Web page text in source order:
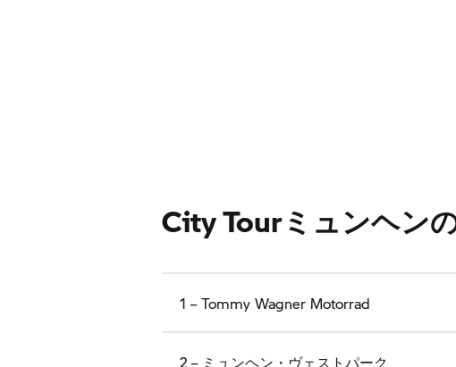
City Tourミュンヘン
1 – Tommy Wagner Motorrad
2 – ミュンヘン・ヴェストパーク